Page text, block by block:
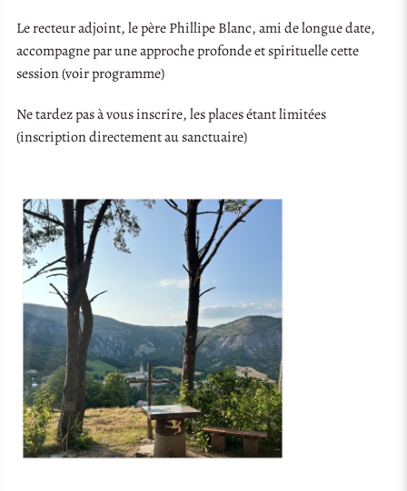
Le recteur adjoint, le père Phillipe Blanc, ami de longue date,
accompagne par une approche profonde et spirituelle cette
session (voir programme)
Ne tardez pas à vous inscrire, les places étant limitées
(inscription directement au sanctuaire)